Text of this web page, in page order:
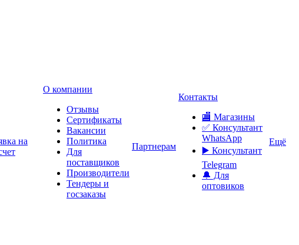
на
О компании
Отзывы
Сертификаты
Вакансии
Политика
Для
поставщиков
Производители
Тендеры и
госзаказы
Партнерам
Контакты
🏬 Магазины
✅️ Консультант
WhatsApp
▶️ Консультант
Telegram
🔔 Для
оптовиков
Ещё